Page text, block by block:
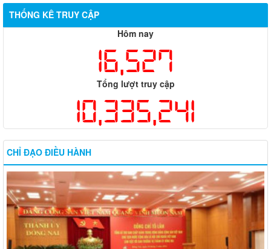
THỐNG KÊ TRUY CẬP
Hôm nay
16,527
Tổng lượt truy cập
10,335,241
CHỈ ĐẠO ĐIỀU HÀNH